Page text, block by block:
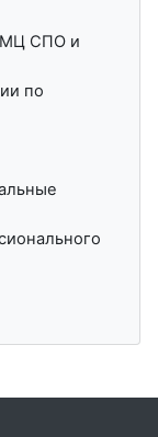
СПО и
по